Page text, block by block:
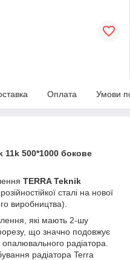
Оплата Умови
11k 500*1000 бокове
TERRA Teknik
сталі на нової
виробництва).
які мають 2-шу
що значно подовжує
радіатора.
радіатора Terra